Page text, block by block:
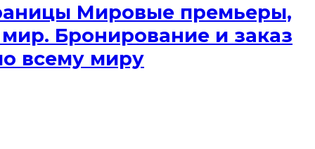
Мировые премьеры,
Бронирование и заказ
всему миру